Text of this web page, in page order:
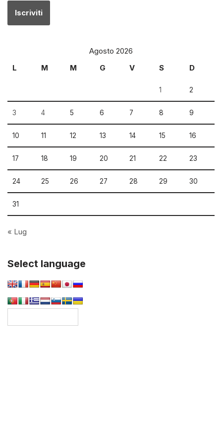
Agosto 2026
L
M M G V S D
1 2
3 4 5 6 7 8 9
10 11 12 13 14 15 16
17 18 19 20 21 22 23
24 25 26 27 28 29 30
31
« Lug
Select language